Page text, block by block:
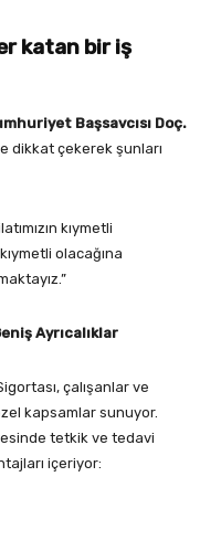
katan bir iş
Başsavcısı Doç.
dikkat çekerek şunları
kıymetli
olacağına
Ayrıcalıklar
çalışanlar ve
kapsamlar sunuyor.
tetkik ve tedavi
içeriyor: